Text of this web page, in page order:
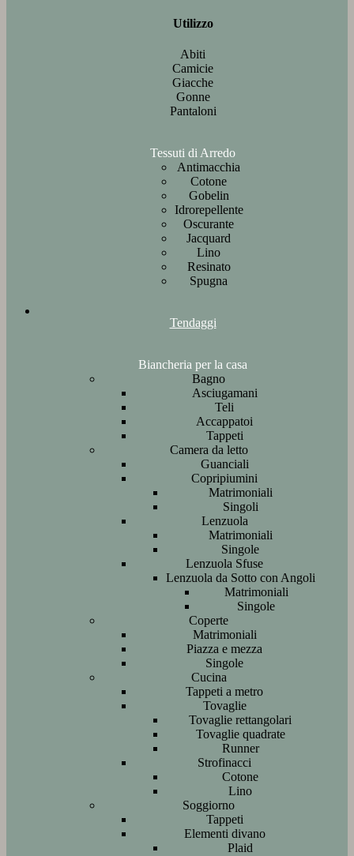
Utilizzo
Abiti
Camicie
Giacche
Gonne
Pantaloni
Tessuti di Arredo
Antimacchia
Cotone
Gobelin
Idrorepellente
Oscurante
Jacquard
Lino
Resinato
Spugna
Tendaggi
Biancheria per la casa
Bagno
Asciugamani
Teli
Accappatoi
Tappeti
Camera da letto
Guanciali
Copripiumini
Matrimoniali
Singoli
Lenzuola
Matrimoniali
Singole
Lenzuola Sfuse
Lenzuola da Sotto con Angoli
Matrimoniali
Singole
Coperte
Matrimoniali
Piazza e mezza
Singole
Cucina
Tappeti a metro
Tovaglie
Tovaglie rettangolari
Tovaglie quadrate
Runner
Strofinacci
Cotone
Lino
Soggiorno
Tappeti
Elementi divano
Plaid